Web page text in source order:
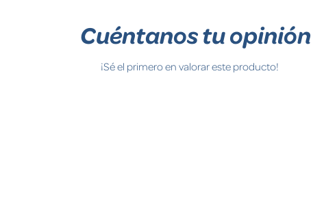
Cuéntanos tu opinión
¡Sé el primero en valorar este producto!